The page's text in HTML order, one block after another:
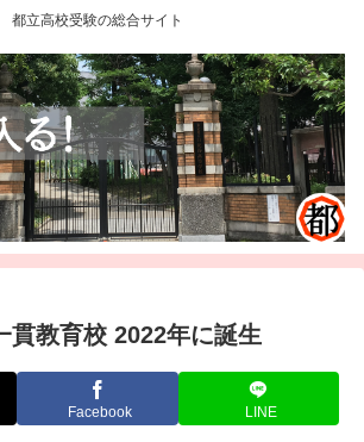
都立高校受験の総合サイト
貫教育校 2022年に誕生
Facebook LINE